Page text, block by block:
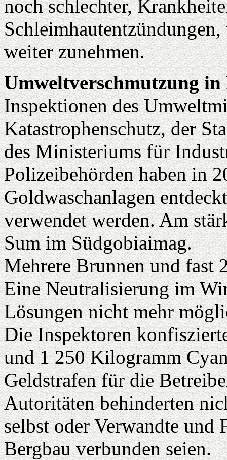
noch schlechter,
weiter zunehmen.
Umweltverschmutzung
Inspektionen des
Katastrophenschutz, der
des Ministeriums für
Polizeibehörden haben in
Goldwaschanlagen
verwendet werden. Am
Sum im Südgobiaimag.
Mehrere Brunnen und fast
Eine Neutralisierung im
Lösungen nicht mehr
Die Inspektoren
und 1 250 Kilogramm
Geldstrafen für die
Autoritäten behinderten
selbst oder Verwandte und
Bergbau verbunden seien.